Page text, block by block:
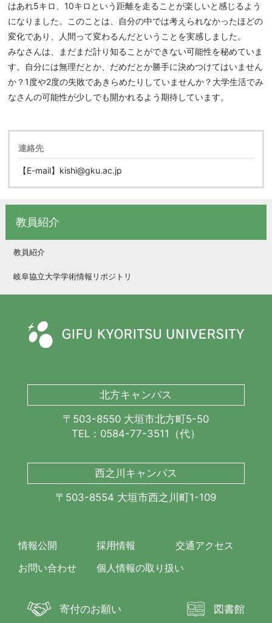
はあれ5キロ、10キロという距離を走ることが楽しいと感じるよう
になりました。このことは、自分の中では考えられなかったほどの
変化であり、人間って変わるんだということを実感しました。
みなさんは、まだまだ計り知ることができない可能性を秘めていま
す。自分には無理だとか、だめだとか勝手に決めつけてはいません
か？1度や2度の失敗であきらめたりしていませんか？大学生活でみ
なさんの可能性が少しでも開かれるよう期待しています。
連絡先
【E-mail】kishi@gku.ac.jp
教員紹介
教員紹介
岐阜協立大学学術情報リポジトリ
北方キャンパス
〒503-8550 大垣市北方町5-50
TEL：0584-77-3511（代）
西之川キャンパス
〒503-8554 大垣市西之川町1-109
情報公開 採用情報
交通アクセス
お問い合わせ
個人情報の取り扱い
寄付のお願い 図書館